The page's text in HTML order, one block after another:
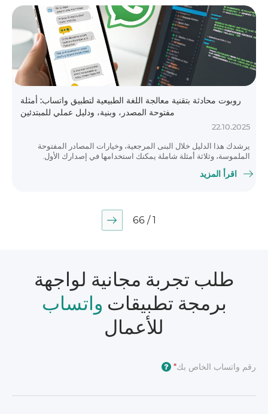
روبوت محادثة بتقنية معالجة اللغة الطبيعية لتطبيق واتساب: أمثلة
مفتوحة المصدر، وبنية، ودليل عملي للمبتدئين
22.10.2025
يرشدك هذا الدليل خلال البنى المرجعية، وخيارات المصادر المفتوحة
الملموسة، وثلاثة أمثلة شاملة يمكنك استخدامها في إصدارك الأول.
اقرأ المزيد
1 / 66
طلب تجربة مجانية لواجهة
برمجة تطبيقات واتساب
للأعمال
رقم واتساب الخاص بك*
?